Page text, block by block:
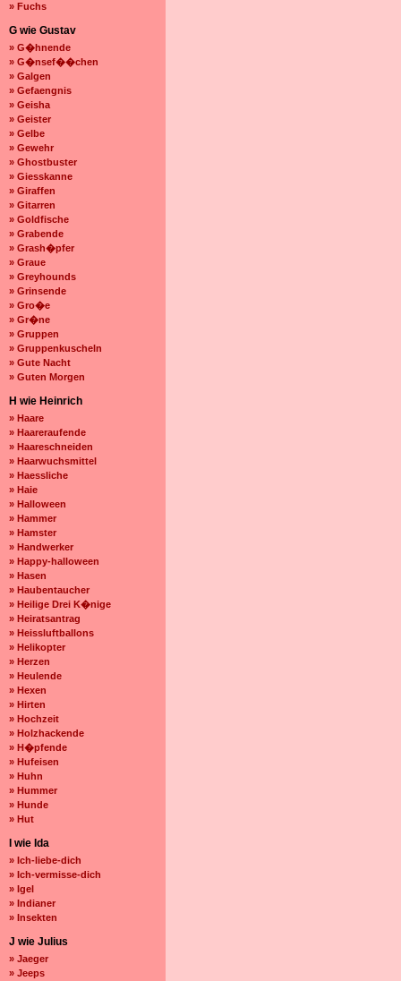
» Fuchs
G wie Gustav
» G�hnende
» G�nsef��chen
» Galgen
» Gefaengnis
» Geisha
» Geister
» Gelbe
» Gewehr
» Ghostbuster
» Giesskanne
» Giraffen
» Gitarren
» Goldfische
» Grabende
» Grash�pfer
» Graue
» Greyhounds
» Grinsende
» Gro�e
» Gr�ne
» Gruppen
» Gruppenkuscheln
» Gute Nacht
» Guten Morgen
H wie Heinrich
» Haare
» Haareraufende
» Haareschneiden
» Haarwuchsmittel
» Haessliche
» Haie
» Halloween
» Hammer
» Hamster
» Handwerker
» Happy-halloween
» Hasen
» Haubentaucher
» Heilige Drei K�nige
» Heiratsantrag
» Heissluftballons
» Helikopter
» Herzen
» Heulende
» Hexen
» Hirten
» Hochzeit
» Holzhackende
» H�pfende
» Hufeisen
» Huhn
» Hummer
» Hunde
» Hut
I wie Ida
» Ich-liebe-dich
» Ich-vermisse-dich
» Igel
» Indianer
» Insekten
J wie Julius
» Jaeger
» Jeeps